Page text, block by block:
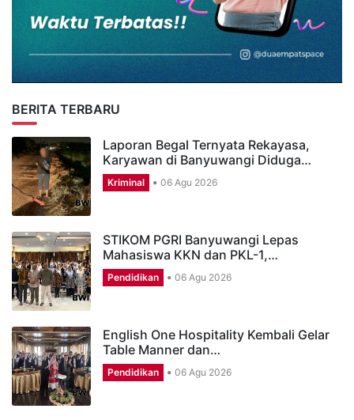
BERITA TERBARU
Laporan Begal Ternyata Rekayasa,
Karyawan di Banyuwangi Diduga…
Kriminal 06 Agu 2026
STIKOM PGRI Banyuwangi Lepas
Mahasiswa KKN dan PKL-1,…
Pendidikan 06 Agu 2026
English One Hospitality Kembali Gelar
Table Manner dan…
Pendidikan 06 Agu 2026